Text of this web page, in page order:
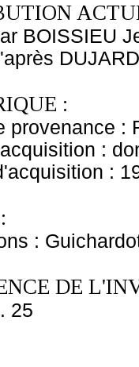
BOISSIEU
:
provenance :
:
:
:
DE
25